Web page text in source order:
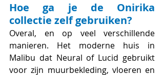
Hoe ga je de Onirika
collectie zelf gebruiken?
Overal, en op veel verschillende
manieren. Het moderne huis in
Malibu dat Neural of Lucid gebruikt
voor zijn muurbekleding, vloeren en